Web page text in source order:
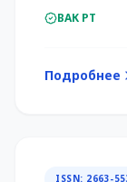
ВАК РТ
Подробнее
ISSN: 2663-